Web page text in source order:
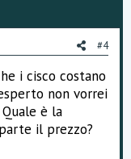
o
t
e
#4
i cisco costano
non vorrei
è la
il prezzo?